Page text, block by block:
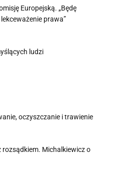
Europejską. „Będę
prawa”
ludzi
oczyszczanie i trawienie
rozsądkiem. Michalkiewicz o